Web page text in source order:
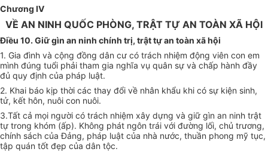
Chương IV
VỀ AN NINH QUỐC PHÒNG, TRẬT TỰ AN TOÀN XÃ HỘI
Điều 10. Giữ gìn an ninh chính trị, trật tự an toàn xã hội
1. Gia đình và cộng đồng dân cư có trách nhiệm động viên con em
mình đúng tuổi phải tham gia nghĩa vụ quân sự và chấp hành đầy
đủ quy định của pháp luật.
2. Khai báo kịp thời các thay đổi về nhân khẩu khi có sự kiện sinh,
tử, kết hôn, nuôi con nuôi.
3.Tất cả mọi người có trách nhiệm xây dựng và giữ gìn an ninh trật
tự trong khóm (ấp). Không phát ngôn trái với đường lối, chủ trương,
chính sách của Đảng, pháp luật của nhà nước, thuần phong mỹ tục,
tập quán tốt đẹp của dân tộc.